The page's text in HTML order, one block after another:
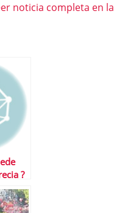
noticia completa en la
?